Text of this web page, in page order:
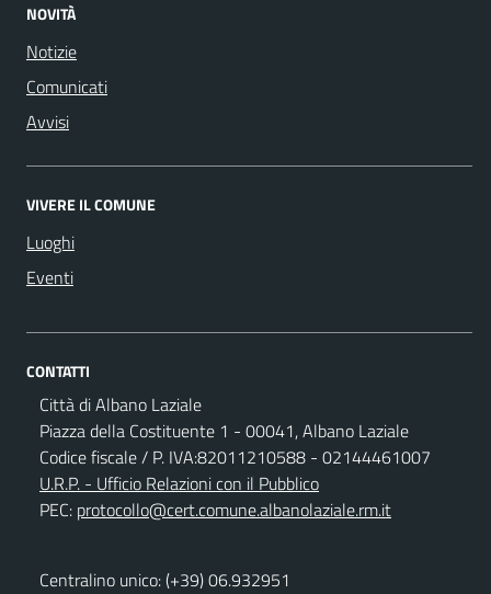
NOVITÀ
Notizie
Comunicati
Avvisi
VIVERE IL COMUNE
Luoghi
Eventi
CONTATTI
Città di Albano Laziale
Piazza della Costituente 1 - 00041, Albano Laziale
Codice fiscale / P. IVA:82011210588 - 02144461007
U.R.P. - Ufficio Relazioni con il Pubblico
PEC: protocollo@cert.comune.albanolaziale.rm.it
Centralino unico: (+39) 06.932951